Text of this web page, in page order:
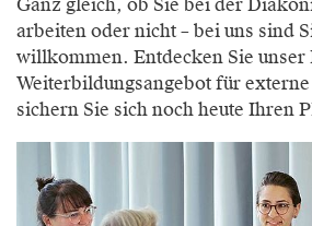
Ganz gleich, ob Sie bei der
arbeiten oder nicht – bei uns sind
willkommen. Entdecken Sie unser
Weiterbildungsangebot für
sichern Sie sich noch heute Ihren